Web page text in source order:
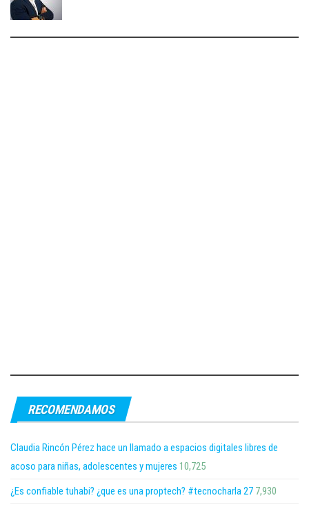
RECOMENDAMOS
Claudia Rincón Pérez hace un llamado a espacios digitales libres de
acoso para niñas, adolescentes y mujeres 10,725
¿Es confiable tuhabi? ¿que es una proptech? #tecnocharla 27 7,930